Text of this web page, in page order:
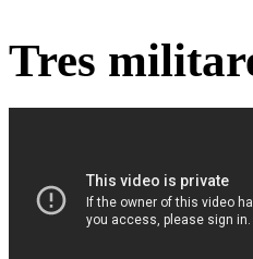
Tres